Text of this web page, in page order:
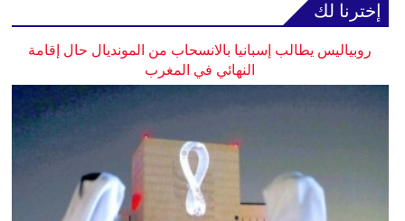
إخترنا لك
روبياليس يطالب إسبانيا بالانسحاب من المونديال حال إقامة
النهائي في المغرب